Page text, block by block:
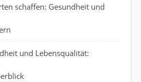
schaffen: Gesundheit und
und Lebensqualität: